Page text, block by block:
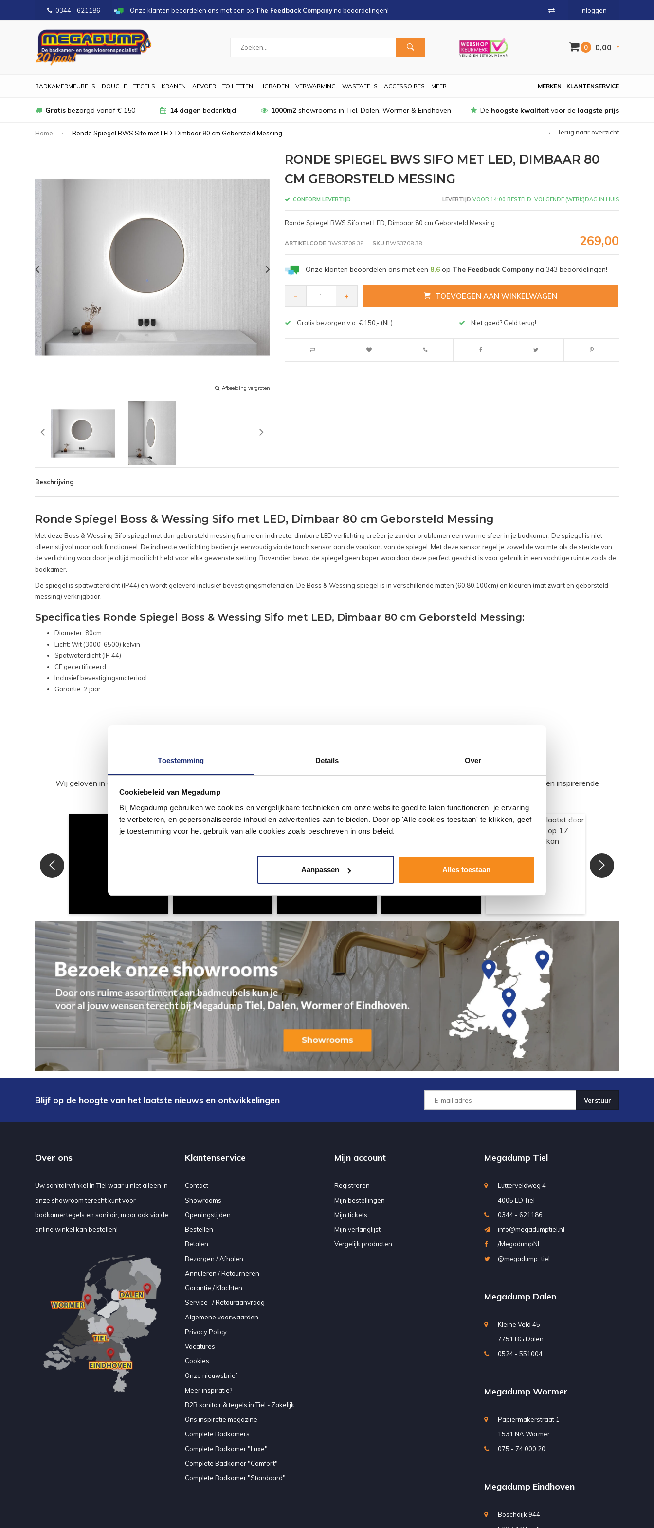
Toestemming Details Over
Cookiebeleid van Megadump
Bij Megadump gebruiken we cookies en vergelijkbare technieken om onze website goed te laten functioneren, je ervaring
te verbeteren, en gepersonaliseerde inhoud en advertenties aan te bieden. Door op 'Alle cookies toestaan' te klikken, geef
je toestemming voor het gebruik van alle cookies zoals beschreven in ons beleid.
Aanpassen Alles toestaan
0344 - 621186 Onze klanten beoordelen ons met een op The Feedback Companyna beoordelingen! Inloggen
0 0,00
BADKAMERMEUBELS DOUCHE TEGELS KRANEN AFVOER TOILETTEN LIGBADEN VERWARMING WASTAFELS ACCESSOIRES MEER.... KLANTENSERVICE
MERKEN
Gratis bezorgd vanaf € 150 14 dagen bedenktijd 1000m2showrooms in Tiel, Dalen, Wormer & Eindhoven De hoogste kwaliteit voor de laagste prijs
Home Ronde Spiegel BWS Sifo met LED, Dimbaar 80 cm Geborsteld Messing Terug naar overzicht
Afbeelding vergroten
RONDE SPIEGEL BWS SIFO MET LED, DIMBAAR 80
CM GEBORSTELD MESSING
CONFORM LEVERTIJD LEVERTIJD VOOR 14:00 BESTELD, VOLGENDE (WERK)DAG IN HUIS
Ronde Spiegel BWS Sifo met LED, Dimbaar 80 cm Geborsteld Messing
ARTIKELCODEBWS3708.38 SKU BWS3708.38 269,00
Onze klanten beoordelen ons met een 8,6op The Feedback Companyna 343 beoordelingen!
- + TOEVOEGEN AAN WINKELWAGEN
Gratis bezorgen v.a. € 150,- (NL) Niet goed? Geld terug!
Beschrijving
Ronde Spiegel Boss & Wessing Sifo met LED, Dimbaar 80 cm Geborsteld Messing
Met deze Boss & Wessing Sifo spiegel met dun geborsteld messing frame en indirecte, dimbare LED verlichting creëer je zonder problemen een warme sfeer in je badkamer. De spiegel is niet
alleen stijlvol maar ook functioneel. De indirecte verlichting bedien je eenvoudig via de touch sensor aan de voorkant van de spiegel. Met deze sensor regel je zowel de warmte als de sterkte van
de verlichting waardoor je altijd mooi licht hebt voor elke gewenste setting. Bovendien bevat de spiegel geen koper waardoor deze perfect geschikt is voor gebruik in een vochtige ruimte zoals de
badkamer.
De spiegel is spatwaterdicht (IP44) en wordt geleverd inclusief bevestigingsmaterialen. De Boss & Wessing spiegel is in verschillende maten (60,80,100cm) en kleuren (mat zwart en geborsteld
messing) verkrijgbaar.
Specificaties Ronde Spiegel Boss & Wessing Sifo met LED, Dimbaar 80 cm Geborsteld Messing:
Diameter: 80cm
Licht: Wit (3000-6500) kelvin
Spatwaterdicht (IP 44)
CE gecertificeerd
Inclusief bevestigingsmateriaal
Garantie: 2 jaar
#mijndroombadkamer
Wij geloven in de kracht van delen. Deel jouw badkamer op Instagram met #mijndroombadkamer en tag @megadumpnl. Samen bouwen we een inspirerende
Blijf op de hoogte van het laatste nieuws en ontwikkelingen Verstuur
Over ons
Uw sanitairwinkel in Tiel waar u niet alleen in
onze showroom terecht kunt voor
badkamertegels en sanitair, maar ook via de
online winkel kan bestellen!
Klantenservice
Contact
Showrooms
Openingstijden
Bestellen
Betalen
Bezorgen / Afhalen
Annuleren / Retourneren
Garantie / Klachten
Service- / Retouraanvraag
Algemene voorwaarden
Privacy Policy
Vacatures
Cookies
Onze nieuwsbrief
Meer inspiratie?
B2B sanitair & tegels in Tiel - Zakelijk
Ons inspiratie magazine
Complete Badkamers
Complete Badkamer "Luxe"
Complete Badkamer "Comfort"
Complete Badkamer "Standaard"
Mijn account
Registreren
Mijn bestellingen
Mijn tickets
Mijn verlanglijst
Vergelijk producten
Megadump Tiel
Lutterveldweg 4
4005 LD Tiel
0344 - 621186
info@megadumptiel.nl
/MegadumpNL
@megadump_tiel
Megadump Dalen
Kleine Veld 45
7751 BG Dalen
0524 - 551004
Megadump Wormer
Papiermakerstraat 1
1531 NA Wormer
075 - 74 000 20
Megadump Eindhoven
Boschdijk 944